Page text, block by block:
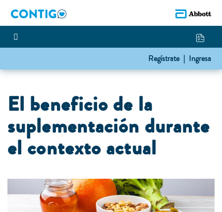
Regístrate | Ingresa
El beneficio de la
suplementación durante
el contexto actual